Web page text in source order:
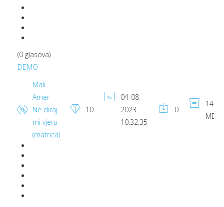
(0 glasova)
DEMO
Mali
Amer -
Ne diraj
mi vjeru
(matrica)
10
04-08-
2023
10:32:35
0
14.25
MB